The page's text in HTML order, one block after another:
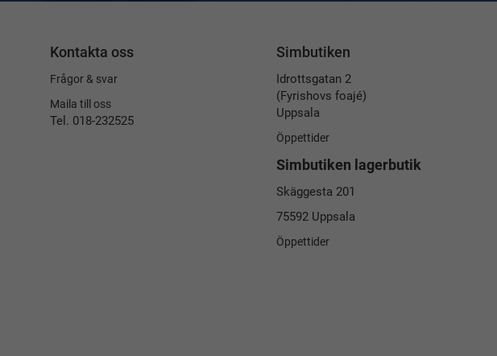
Kontakta oss
Frågor & svar
Maila till oss
Tel. 018-232525
Simbutiken
Idrottsgatan 2
(Fyrishovs foajé)
Uppsala
Öppettider
Simbutiken lagerbutik
Skäggesta 201
75592 Uppsala
Öppettider